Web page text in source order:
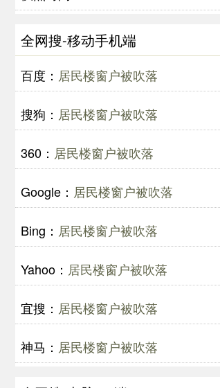
全网搜-移动手机端
百度： 居民楼窗户被吹落
搜狗： 居民楼窗户被吹落
360： 居民楼窗户被吹落
Google： 居民楼窗户被吹落
Bing： 居民楼窗户被吹落
Yahoo： 居民楼窗户被吹落
宜搜： 居民楼窗户被吹落
神马： 居民楼窗户被吹落